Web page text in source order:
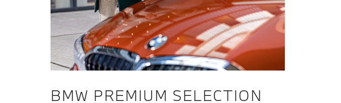
BMW PREMIUM SELECTION